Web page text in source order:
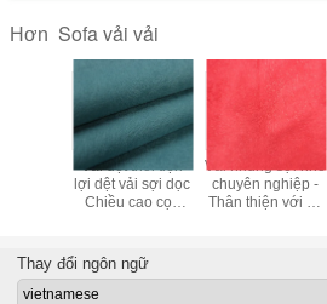
Hơn Sofa vải vải
Vải dệt thoi tiện
lợi dệt vải sợi dọc
Chiều cao cọc
Vải nhung sợi nhỏ
chuyên nghiệp -
Thân thiện với sự
Thay đổi ngôn ngữ